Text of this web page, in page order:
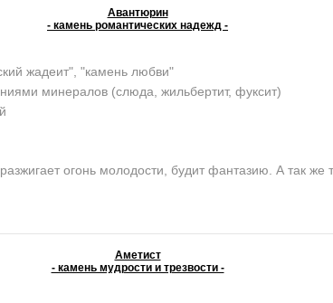
Авантюрин
- камень романтических надежд -
жадеит", "камень любви"
минералов (слюда, жильбертит, фуксит)
огонь молодости, будит фантазию. А так же
Аметист
- камень мудрости и трезвости -